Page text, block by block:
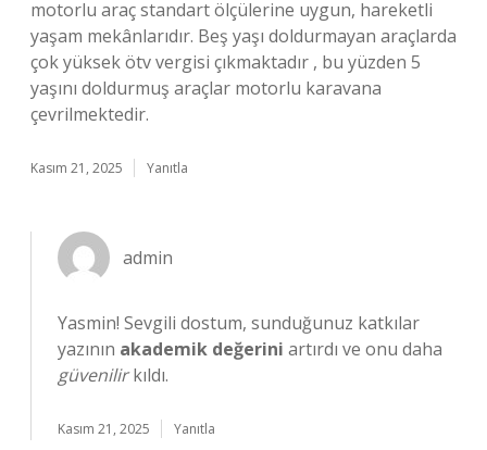
motorlu araç standart ölçülerine uygun, hareketli
yaşam mekânlarıdır. Beş yaşı doldurmayan araçlarda
çok yüksek ötv vergisi çıkmaktadır , bu yüzden 5
yaşını doldurmuş araçlar motorlu karavana
çevrilmektedir.
Kasım 21, 2025 Yanıtla
admin
Yasmin! Sevgili dostum, sunduğunuz katkılar
yazının akademik değerini artırdı ve onu daha
güvenilirkıldı.
Kasım 21, 2025 Yanıtla